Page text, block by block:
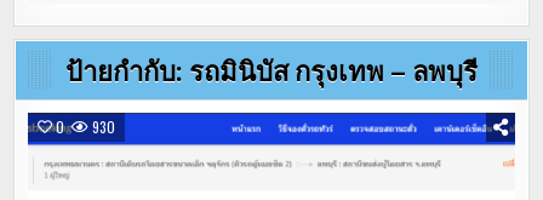
ป้ายกำกับ: รถมินิบัส กรุงเทพ – ลพบุรี
0 930